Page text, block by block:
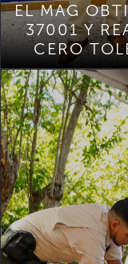
EL MAG
37001 Y
CERO